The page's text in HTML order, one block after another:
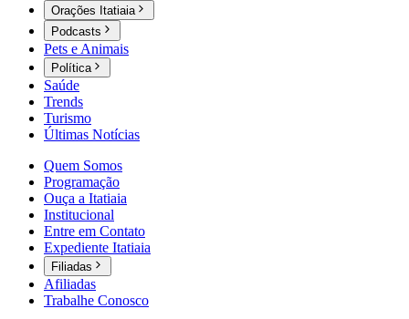
Orações Itatiaia
Podcasts
Pets e Animais
Política
Saúde
Trends
Turismo
Últimas Notícias
Quem Somos
Programação
Ouça a Itatiaia
Institucional
Entre em Contato
Expediente Itatiaia
Filiadas
Afiliadas
Trabalhe Conosco